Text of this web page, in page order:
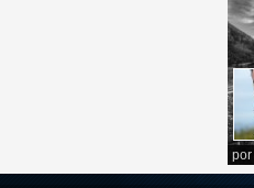
por